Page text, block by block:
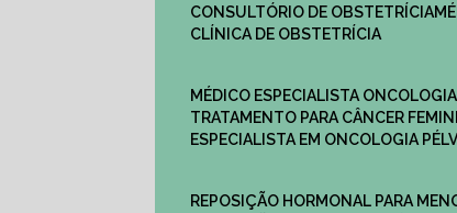
CONSULTÓRIO DE OBSTETRÍCIA
CLÍNICA DE OBSTETRÍCIA
MÉDICO ESPECIALISTA ONCOLOGIA
TRATAMENTO PARA CÂNCER
ESPECIALISTA EM ONCOLOGIA
REPOSIÇÃO HORMONAL PARA